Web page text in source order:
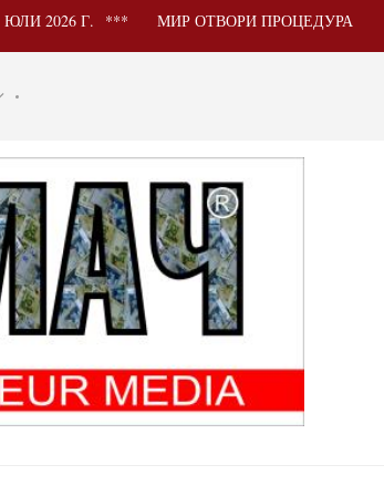
МИР ОТВОРИ ПРОЦЕДУРА ЗА УЧАСТИЕ